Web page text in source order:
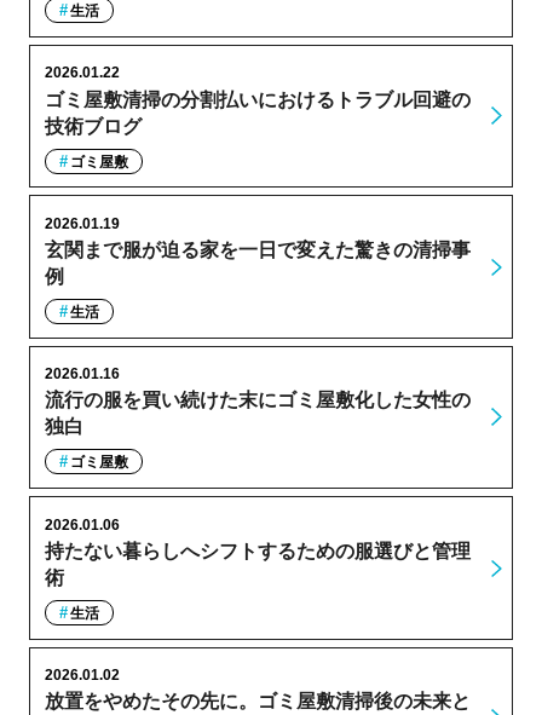
生活
ゴミ屋敷清掃の分割払いにおけるトラブル回避の
技術ブログ
2026.01.22
ゴミ屋敷
玄関まで服が迫る家を一日で変えた驚きの清掃事
例
2026.01.19
生活
流行の服を買い続けた末にゴミ屋敷化した女性の
独白
2026.01.16
ゴミ屋敷
持たない暮らしへシフトするための服選びと管理
術
2026.01.06
生活
放置をやめたその先に。ゴミ屋敷清掃後の未来と
2026.01.02